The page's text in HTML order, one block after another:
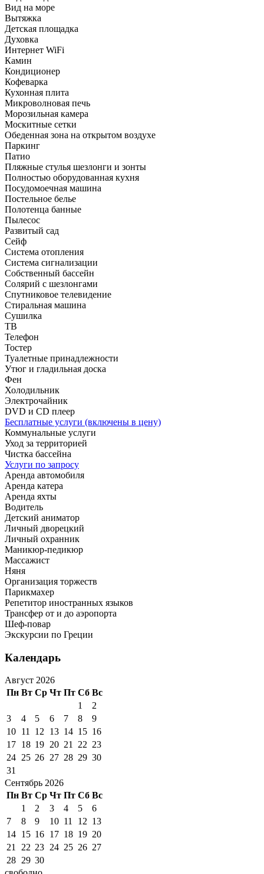
Вид на море
Вытяжка
Детская площадка
Духовка
Интернет WiFi
Камин
Кондиционер
Кофеварка
Кухонная плита
Микроволновая печь
Морозильная камера
Москитные сетки
Обеденная зона на открытом воздухе
Паркинг
Патио
Пляжные стулья шезлонги и зонты
Полностью оборудованная кухня
Посудомоечная машина
Постельное белье
Полотенца банные
Пылесос
Развитый сад
Сейф
Система отопления
Система сигнализации
Собственный бассейн
Солярий с шезлонгами
Спутниковое телевидение
Стиральная машина
Сушилка
ТВ
Телефон
Тостер
Туалетные принадлежности
Утюг и гладильная доска
Фен
Холодильник
Электрочайник
DVD и CD плеер
Бесплатные услуги (включены в цену)
Коммунальные услуги
Уход за территорией
Чистка бассейна
Услуги по запросу
Аренда автомобиля
Аренда катера
Аренда яхты
Водитель
Детский аниматор
Личный дворецкий
Личный охранник
Маникюр-педикюр
Массажист
Няня
Организация торжеств
Парикмахер
Репетитор иностранных языков
Трансфер от и до аэропорта
Шеф-повар
Экскурсии по Греции
Календарь
Август 2026
Пн Вт Ср Чт Пт Сб Вс
1
2
3
4 5 6 7 8
9
10 11 12 13 14 15 16
17 18 19 20 21 22 23
24 25 26 27 28 29 30
31
Сентябрь 2026
Пн Вт Ср Чт Пт Сб Вс
1
2 3 4 5
6
7
8 9 10 11 12 13
14 15 16 17 18 19 20
21
22 23 24 25 26 27
28 29 30